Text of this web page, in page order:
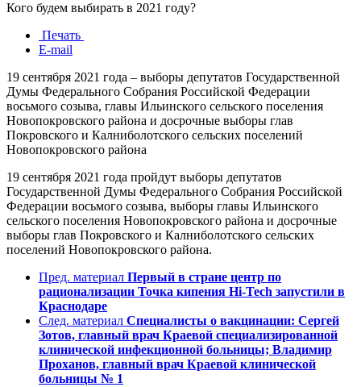
Кого будем выбирать в 2021 году?
Печать
E-mail
19 сентября 2021 года – выборы депутатов Государственной
Думы Федерального Собрания Российской Федерации
восьмого созыва, главы Ильинского сельского поселения
Новопокровского района и досрочные выборы глав
Покровского и Калниболотского сельских поселений
Новопокровского района
19 сентября 2021 года пройдут выборы депутатов
Государственной Думы Федерального Собрания Российской
Федерации восьмого созыва, выборы главы Ильинского
сельского поселения Новопокровского района и досрочные
выборы глав Покровского и Калниболотского сельских
поселений Новопокровского района.
Пред. материал Первый в стране центр по
рационализации Точка кипения Hi-Tech запустили в
Краснодаре
След. материал Специалисты о вакцинации: Сергей
Зотов, главный врач Краевой специализированной
клинической инфекционной больницы; Владимир
Проханов, главный врач Краевой клинической
больницы № 1